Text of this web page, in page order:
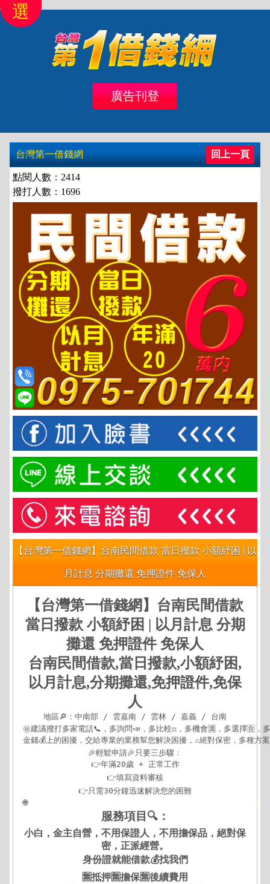
桃竹苗 中彰投
選
廣告刊登
台灣第一借錢網 回上一頁
點閱人數：2414
撥打人數：1696
【台灣第一借錢網】台南民間借款 當日撥款 小額紓困 | 以
月計息 分期攤還 免押證件 免保人
【台灣第一借錢網】台南民間借款
當日撥款 小額紓困 | 以月計息 分期
攤還 免押證件 免保人
台南民間借款,當日撥款,小額紓困,
以月計息,分期攤還,免押證件,免保
人
地區🔎：中南部 / 雲嘉南 / 雲林 / 嘉義 / 台南
㊙建議撥打多家電話📞，多詢問📣，多比較⚖，多機會🈵，多選擇🈴，
金錢💰上的困擾，交給專業的業務幫您解決困擾，⚠️絕對保密，多種
🎉輕鬆申請🎉只要三步驟：
👉年滿20歲 + 正常工作
👉填寫資料審核
👉只需30分鐘迅速解決您的困難
🌐https://xn--nwqv6gj47avy5a.com/centralsouth.html
服務項目🔍：
小白，金主自營，不用保證人，不用擔保品，絕對保
密，正派經營。
身份證就能借款💰找我們
🈚抵押🈚擔保🈚後續費用